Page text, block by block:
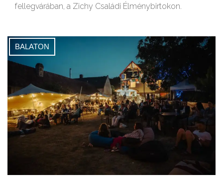
fellegvárában, a Zichy Családi Élménybirtokon.
BALATON